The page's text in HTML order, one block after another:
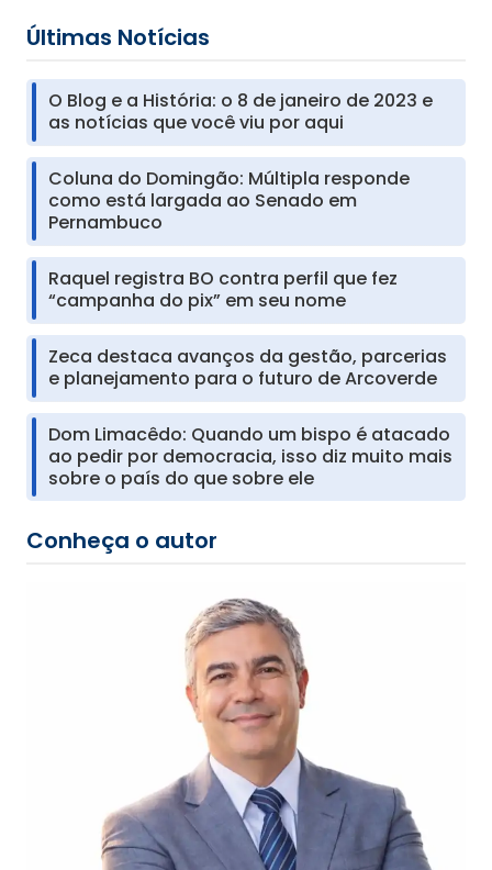
Últimas Notícias
O Blog e a História: o 8 de janeiro de 2023 e
as notícias que você viu por aqui
Coluna do Domingão: Múltipla responde
como está largada ao Senado em
Pernambuco
Raquel registra BO contra perfil que fez
“campanha do pix” em seu nome
Zeca destaca avanços da gestão, parcerias
e planejamento para o futuro de Arcoverde
Dom Limacêdo: Quando um bispo é atacado
ao pedir por democracia, isso diz muito mais
sobre o país do que sobre ele
Conheça o autor